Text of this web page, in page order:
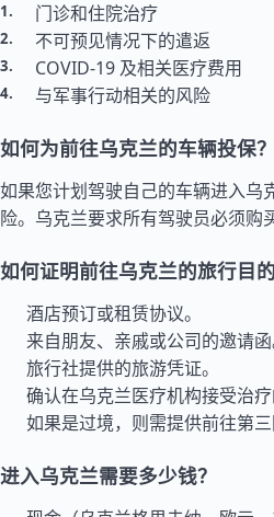
门诊和住院治疗
不可预见情况下的遣返
COVID-19 及相关医疗费用
与军事行动相关的风险
如何为前往乌克兰的车辆投保？
如果您计划驾驶自己的车辆进入乌
险。乌克兰要求所有驾驶员必须购
如何证明前往乌克兰的旅行目的
酒店预订或租赁协议。
来自朋友、亲戚或公司的邀请函
旅行社提供的旅游凭证。
确认在乌克兰医疗机构接受治疗
如果是过境，则需提供前往第三
进入乌克兰需要多少钱？